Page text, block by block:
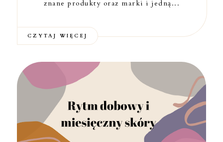
znane produkty oraz marki i jedną...
CZYTAJ WIĘCEJ